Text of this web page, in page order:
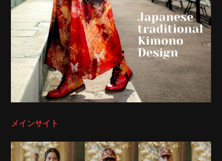
メインサイト